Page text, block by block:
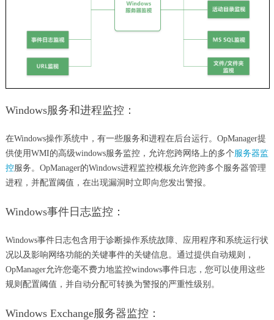
Windows服务和进程监控：
在Windows操作系统中，有一些服务和进程在后台运行。OpManager提
供使用WMI的高级windows服务监控，允许您跨网络上的多个服务器监
控服务。OpManager的Windows进程监控模板允许您跨多个服务器管理
进程，并配置阈值，在出现漏洞时立即向您发出警报。
Windows事件日志监控：
Windows事件日志包含用于诊断操作系统故障、应用程序和系统运行状
况以及影响网络功能的关键事件的关键信息。通过提供自动规则，
OpManager允许您毫不费力地监控windows事件日志，您可以使用这些
规则配置阈值，并自动分配可转换为警报的严重性级别。
Windows Exchange服务器监控：